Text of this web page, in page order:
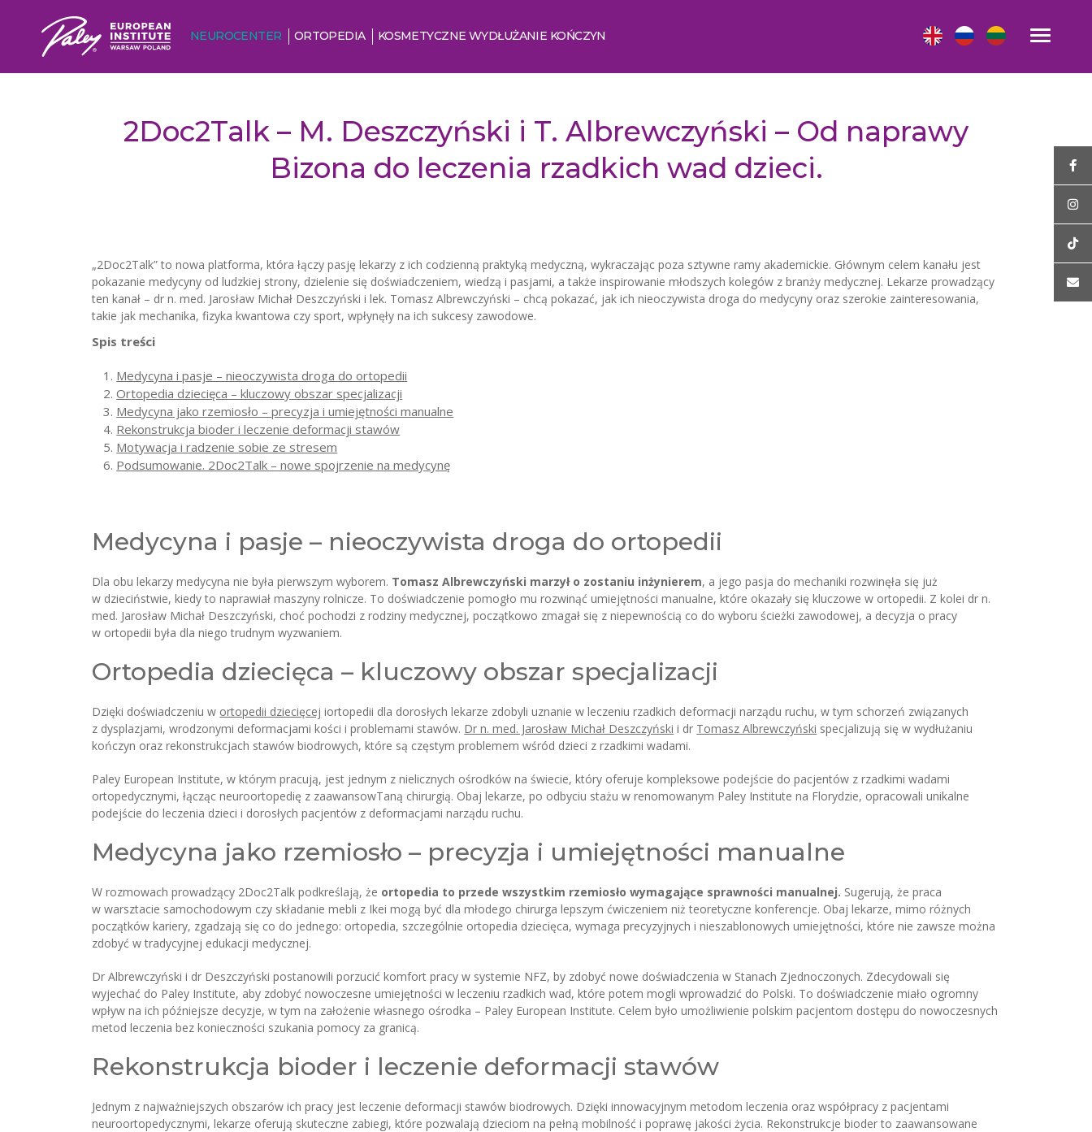
NEUROCENTER ORTOPEDIA KOSMETYCZNE WYDŁUŻANIE KOŃCZYN
2Doc2Talk – M. Deszczyński i T. Albrewczyński – Od naprawy
Bizona do leczenia rzadkich wad dzieci.
„2Doc2Talk” to nowa platforma, która łączy pasję lekarzy z ich codzienną praktyką medyczną, wykraczając poza sztywne ramy akademickie. Głównym celem kanału jest
pokazanie medycyny od ludzkiej strony, dzielenie się doświadczeniem, wiedzą i pasjami, a także inspirowanie młodszych kolegów z branży medycznej. Lekarze prowadzący
ten kanał – dr n. med. Jarosław Michał Deszczyński i lek. Tomasz Albrewczyński – chcą pokazać, jak ich nieoczywista droga do medycyny oraz szerokie zainteresowania,
takie jak mechanika, fizyka kwantowa czy sport, wpłynęły na ich sukcesy zawodowe.
Spis treści
Medycyna i pasje – nieoczywista droga do ortopedii
Ortopedia dziecięca – kluczowy obszar specjalizacji
Medycyna jako rzemiosło – precyzja i umiejętności manualne
Rekonstrukcja bioder i leczenie deformacji stawów
Motywacja i radzenie sobie ze stresem
Podsumowanie. 2Doc2Talk – nowe spojrzenie na medycynę
Medycyna i pasje – nieoczywista droga do ortopedii
Dla obu lekarzy medycyna nie była pierwszym wyborem. Tomasz Albrewczyński marzył o zostaniu inżynierem, a jego pasja do mechaniki rozwinęła się już
w dzieciństwie, kiedy to naprawiał maszyny rolnicze. To doświadczenie pomogło mu rozwinąć umiejętności manualne, które okazały się kluczowe w ortopedii. Z kolei dr n.
med. Jarosław Michał Deszczyński, choć pochodzi z rodziny medycznej, początkowo zmagał się z niepewnością co do wyboru ścieżki zawodowej, a decyzja o pracy
w ortopedii była dla niego trudnym wyzwaniem.
Ortopedia dziecięca – kluczowy obszar specjalizacji
Dzięki doświadczeniu w ortopedii dziecięcej iortopedii dla dorosłych lekarze zdobyli uznanie w leczeniu rzadkich deformacji narządu ruchu, w tym schorzeń związanych
z dysplazjami, wrodzonymi deformacjami kości i problemami stawów. Dr n. med. Jarosław Michał Deszczyński i dr Tomasz Albrewczyński specjalizują się w wydłużaniu
kończyn oraz rekonstrukcjach stawów biodrowych, które są częstym problemem wśród dzieci z rzadkimi wadami.
Paley European Institute, w którym pracują, jest jednym z nielicznych ośrodków na świecie, który oferuje kompleksowe podejście do pacjentów z rzadkimi wadami
ortopedycznymi, łącząc neuroortopedię z zaawansowTaną chirurgią. Obaj lekarze, po odbyciu stażu w renomowanym Paley Institute na Florydzie, opracowali unikalne
podejście do leczenia dzieci i dorosłych pacjentów z deformacjami narządu ruchu.
Medycyna jako rzemiosło – precyzja i umiejętności manualne
W rozmowach prowadzący 2Doc2Talk podkreślają, że ortopedia to przede wszystkim rzemiosło wymagające sprawności manualnej. Sugerują, że praca
w warsztacie samochodowym czy składanie mebli z Ikei mogą być dla młodego chirurga lepszym ćwiczeniem niż teoretyczne konferencje. Obaj lekarze, mimo różnych
początków kariery, zgadzają się co do jednego: ortopedia, szczególnie ortopedia dziecięca, wymaga precyzyjnych i nieszablonowych umiejętności, które nie zawsze można
zdobyć w tradycyjnej edukacji medycznej.
Dr Albrewczyński i dr Deszczyński postanowili porzucić komfort pracy w systemie NFZ, by zdobyć nowe doświadczenia w Stanach Zjednoczonych. Zdecydowali się
wyjechać do Paley Institute, aby zdobyć nowoczesne umiejętności w leczeniu rzadkich wad, które potem mogli wprowadzić do Polski. To doświadczenie miało ogromny
wpływ na ich późniejsze decyzje, w tym na założenie własnego ośrodka – Paley European Institute. Celem było umożliwienie polskim pacjentom dostępu do nowoczesnych
metod leczenia bez konieczności szukania pomocy za granicą.
Rekonstrukcja bioder i leczenie deformacji stawów
Jednym z najważniejszych obszarów ich pracy jest leczenie deformacji stawów biodrowych. Dzięki innowacyjnym metodom leczenia oraz współpracy z pacjentami
neuroortopedycznymi, lekarze oferują skuteczne zabiegi, które pozwalają dzieciom na pełną mobilność i poprawę jakości życia. Rekonstrukcje bioder to zaawansowane